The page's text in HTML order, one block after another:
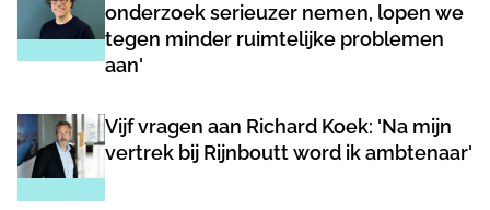
onderzoek serieuzer nemen, lopen we
tegen minder ruimtelijke problemen
aan'
Vijf vragen aan Richard Koek: 'Na mijn
vertrek bij Rijnboutt word ik ambtenaar'